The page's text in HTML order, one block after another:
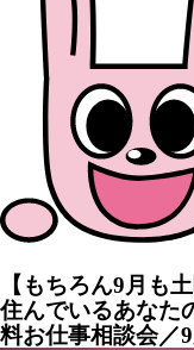
【もちろん9月も
住んでいるあなた
料お仕事相談会／9